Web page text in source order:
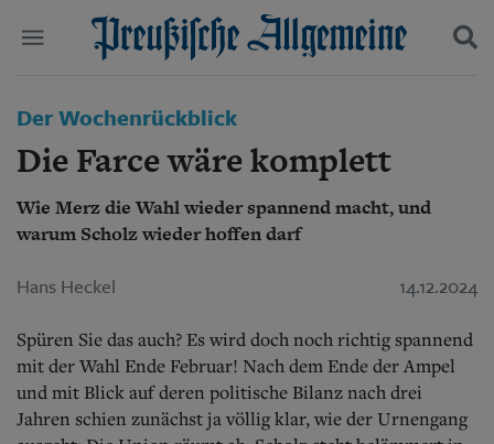
Politik
Wirtschaft
Gesellschaft
Leben
Berlin-Brandenburg
Schlesien
Danzig und Westpreußen
Bücher
Suchen und finden
Der Wochenrückblick
Die Farce wäre komplett
Wie Merz die Wahl wieder spannend macht, und
warum Scholz wieder hoffen darf
Hans Heckel 14.12.2024
Spüren Sie das auch? Es wird doch noch richtig spannend
mit der Wahl Ende Februar! Nach dem Ende der Ampel
und mit Blick auf deren politische Bilanz nach drei
Jahren schien zunächst ja völlig klar, wie der Urnengang